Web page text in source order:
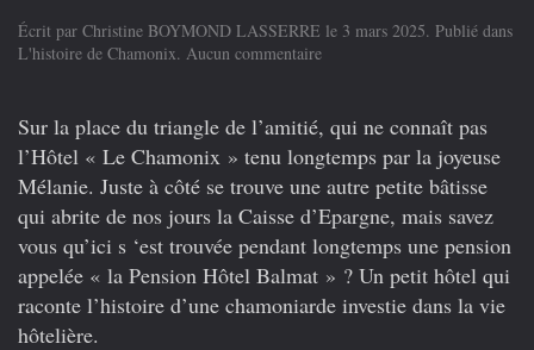
Écrit par Christine BOYMOND LASSERRE le 3 mars 2025. Publié dans
L'histoire de Chamonix. Aucun commentairesur
pension
Balmat
à
l’hôtel
Rallye;
deux
anciens
hôtels
chamoniards
Sur la place du triangle de l’amitié, qui ne connaît pas
l’Hôtel « Le Chamonix » tenu longtemps par la joyeuse
Mélanie. Juste à côté se trouve une autre petite bâtisse
qui abrite de nos jours la Caisse d’Epargne, mais savez
vous qu’ici s ‘est trouvée pendant longtemps une pension
appelée « la Pension Hôtel Balmat » ? Un petit hôtel qui
raconte l’histoire d’une chamoniarde investie dans la vie
hôtelière.